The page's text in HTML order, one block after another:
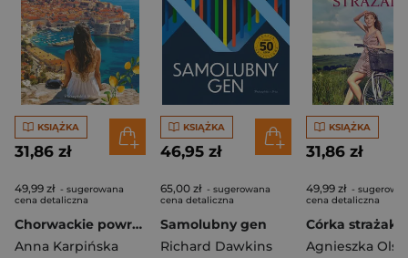
KSIĄŻKA
31,86 zł
49,99 zł - sugerowana
cena detaliczna
Chorwackie powroty
Anna Karpińska
KSIĄŻKA
46,95 zł
65,00 zł - sugerowana
cena detaliczna
Samolubny gen
Richard Dawkins
KSIĄŻKA
31,86 zł
49,99 zł -
cena detaliczna
Córka strażaka